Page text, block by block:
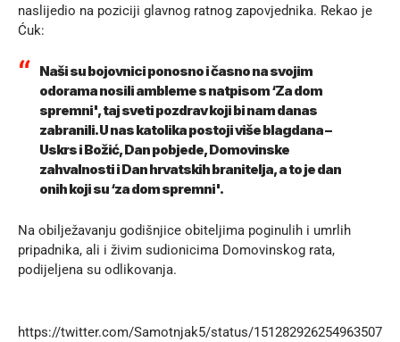
naslijedio na poziciji glavnog ratnog zapovjednika. Rekao je
Ćuk:
Naši su bojovnici ponosno i časno na svojim
odorama nosili ambleme s natpisom ‘Za dom
spremni', taj sveti pozdrav koji bi nam danas
zabranili. U nas katolika postoji više blagdana –
Uskrs i Božić, Dan pobjede, Domovinske
zahvalnosti i Dan hrvatskih branitelja, a to je dan
onih koji su ‘za dom spremni'​.
Na obilježavanju godišnjice obiteljima poginulih i umrlih
pripadnika, ali i živim sudionicima Domovinskog rata,
podijeljena su odlikovanja.
https://twitter.com/Samotnjak5/status/151282926254963507